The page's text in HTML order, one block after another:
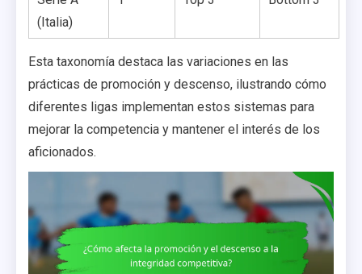
(Italia)
Esta taxonomía destaca las variaciones en las
prácticas de promoción y descenso, ilustrando cómo
diferentes ligas implementan estos sistemas para
mejorar la competencia y mantener el interés de los
aficionados.